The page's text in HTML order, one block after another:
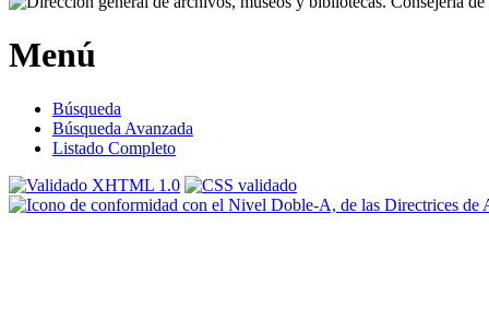
Menú
Búsqueda
Búsqueda Avanzada
Listado Completo